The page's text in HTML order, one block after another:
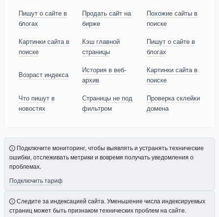
Пишут о сайте в
блогах
Продать сайт на
бирже
Похожие сайты в
поиске
Картинки сайта в
поиске
Кэш главной
страницы
Пишут о сайте в
блогах
Возраст индекса
История в веб-
архив
Картинки сайта в
поиске
Что пишут в
новостях
Страницы не под
фильтром
Проверка склейки
домена
Подключите мониторинг, чтобы выявлять и устранять технические
ошибки, отслеживать метрики и вовремя получать уведомления о
проблемах.
Подключить тариф
Следите за индексацией сайта. Уменьшение числа индексируемых
страниц может быть признаком технических проблем на сайте.